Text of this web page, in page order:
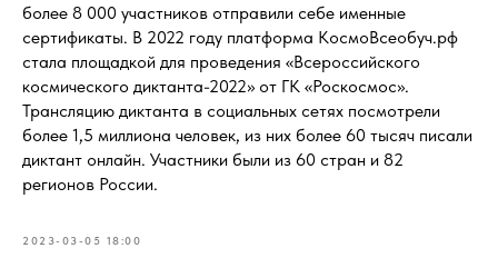
более 8 000 участников отправили себе именные
сертификаты. В 2022 году платформа КосмоВсеобуч.рф
стала площадкой для проведения «Всероссийского
космического диктанта-2022» от ГК «Роскосмос».
Трансляцию диктанта в социальных сетях посмотрели
более 1,5 миллиона человек, из них более 60 тысяч писали
диктант онлайн. Участники были из 60 стран и 82
регионов России.
2023-03-05 18:00